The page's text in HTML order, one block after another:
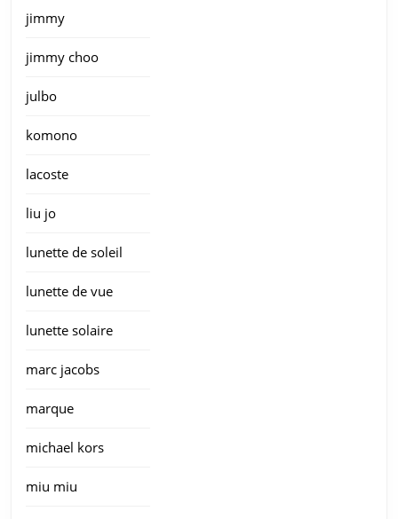
jimmy
jimmy choo
julbo
komono
lacoste
liu jo
lunette de soleil
lunette de vue
lunette solaire
marc jacobs
marque
michael kors
miu miu